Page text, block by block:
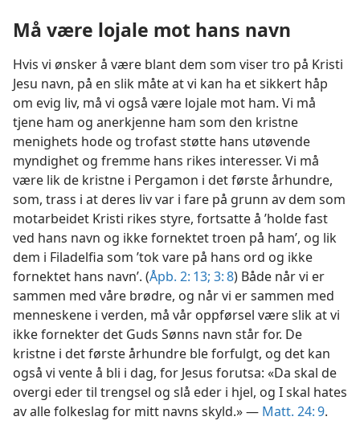
Må være lojale mot hans navn
Hvis vi ønsker å være blant dem som viser tro på Kristi
Jesu navn, på en slik måte at vi kan ha et sikkert håp
om evig liv, må vi også være lojale mot ham. Vi må
tjene ham og anerkjenne ham som den kristne
menighets hode og trofast støtte hans utøvende
myndighet og fremme hans rikes interesser. Vi må
være lik de kristne i Pergamon i det første århundre,
som, trass i at deres liv var i fare på grunn av dem som
motarbeidet Kristi rikes styre, fortsatte å ’holde fast
ved hans navn og ikke fornektet troen på ham’, og lik
dem i Filadelfia som ’tok vare på hans ord og ikke
fornektet hans navn’. (Åpb. 2: 13; 3: 8) Både når vi er
sammen med våre brødre, og når vi er sammen med
menneskene i verden, må vår oppførsel være slik at vi
ikke fornekter det Guds Sønns navn står for. De
kristne i det første århundre ble forfulgt, og det kan
også vi vente å bli i dag, for Jesus forutsa: «Da skal de
overgi eder til trengsel og slå eder i hjel, og I skal hates
av alle folkeslag for mitt navns skyld.» — Matt. 24: 9.